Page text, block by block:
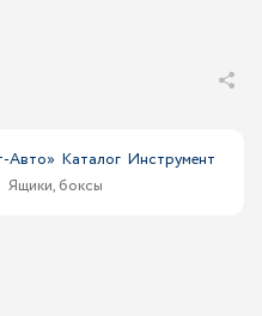
Авто» Каталог Инструмент
Ящики, боксы